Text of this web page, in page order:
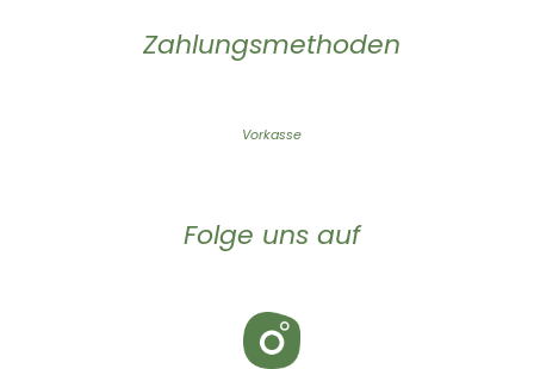
Zahlungsmethoden
Vorkasse
Folge uns auf